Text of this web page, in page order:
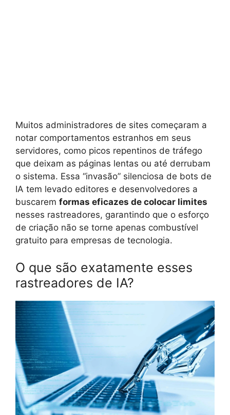
Muitos administradores de sites começaram a
notar comportamentos estranhos em seus
servidores, como picos repentinos de tráfego
que deixam as páginas lentas ou até derrubam
o sistema. Essa “invasão” silenciosa de bots de
IA tem levado editores e desenvolvedores a
buscarem formas eficazes de colocar limites
nesses rastreadores, garantindo que o esforço
de criação não se torne apenas combustível
gratuito para empresas de tecnologia.
O que são exatamente esses
rastreadores de IA?